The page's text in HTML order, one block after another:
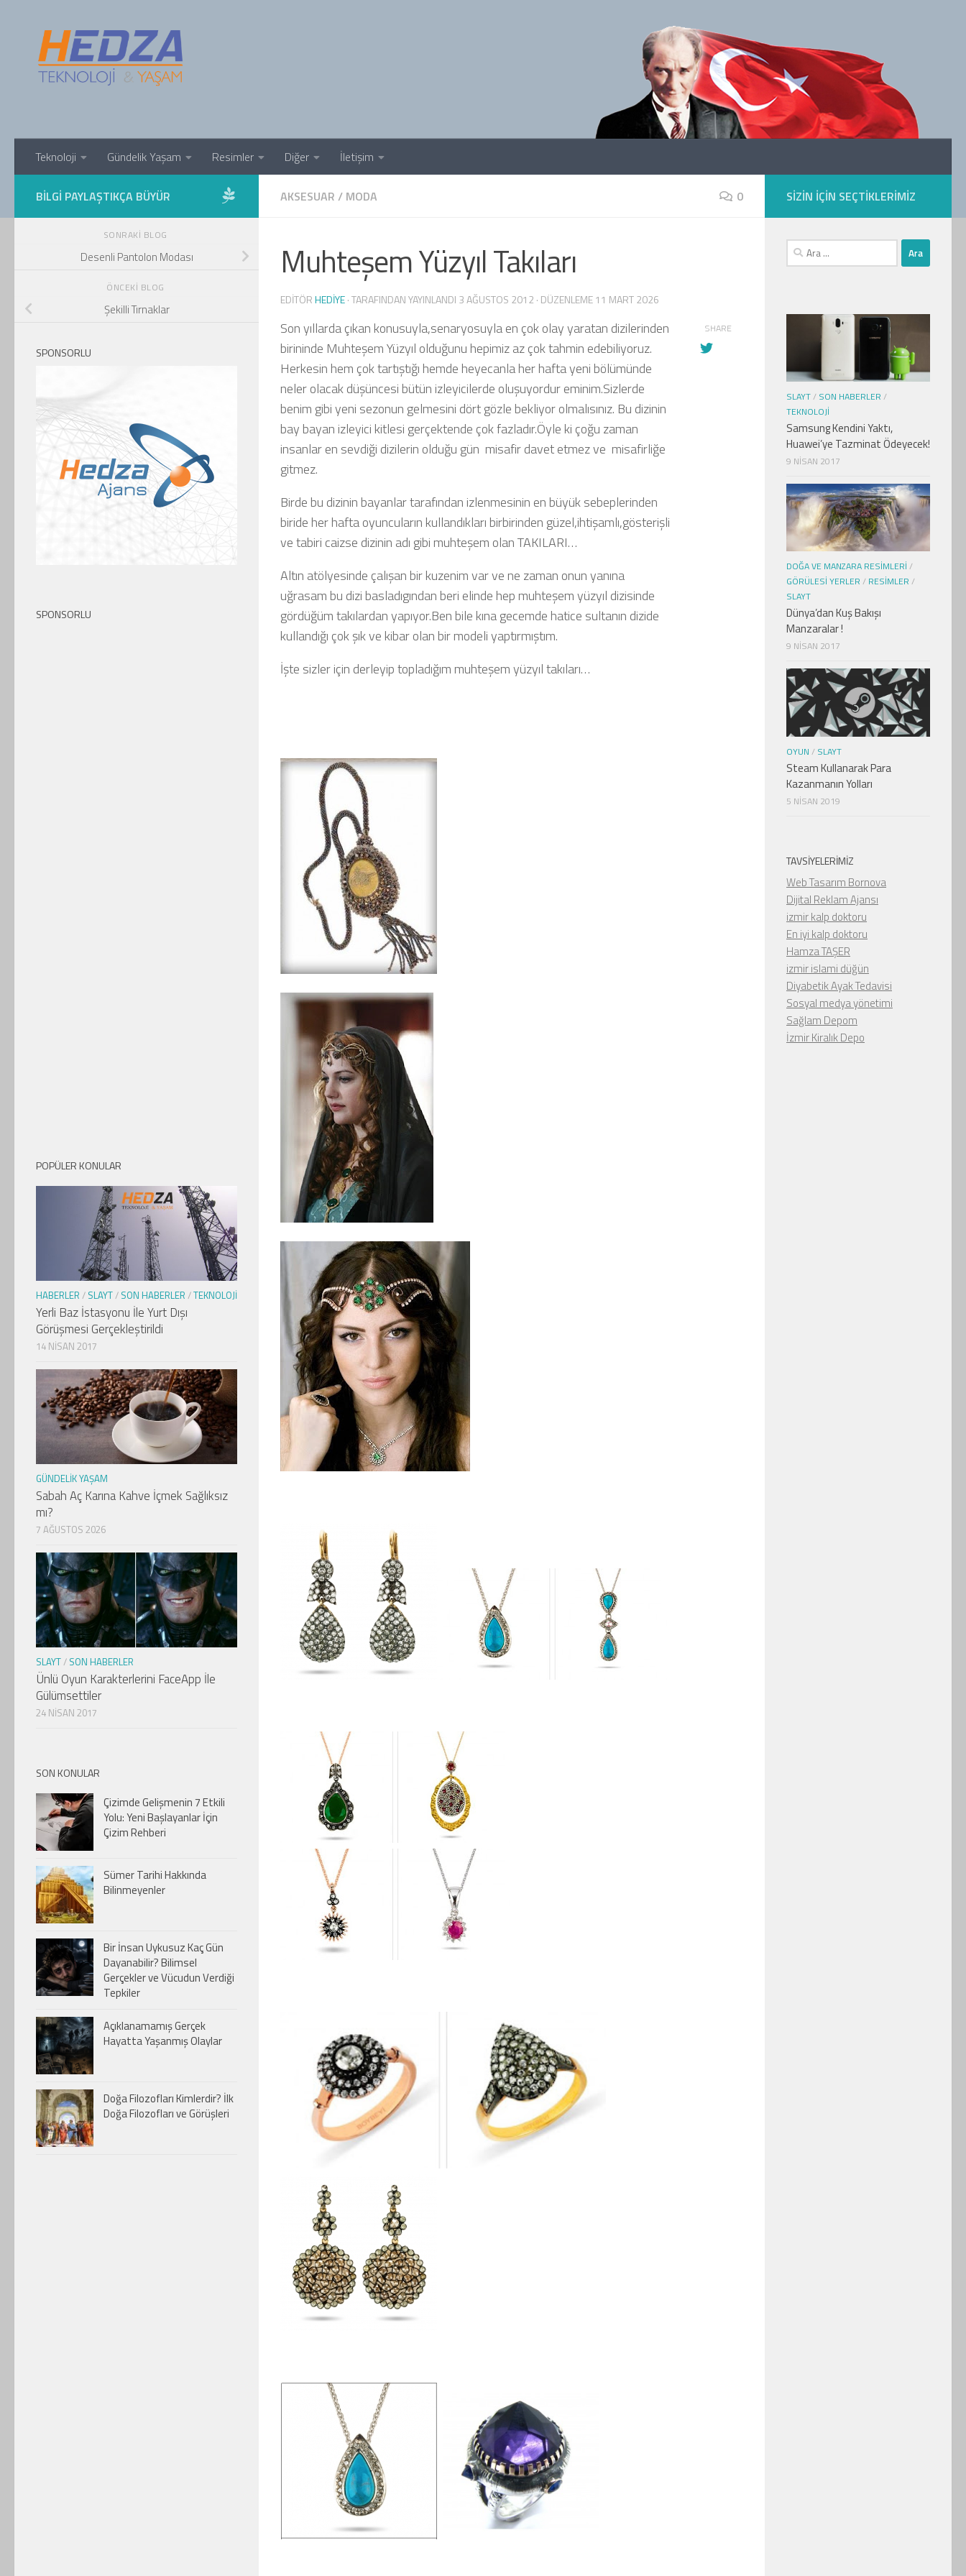
Teknoloji Gündelik Yaşam Resimler Diğer İletişim
AKSESUAR / MODA 0
Muhteşem Yüzyıl Takıları
EDITÖRHEDIYE· TARAFINDAN YAYINLANDI 3 AĞUSTOS 2012 · DÜZENLEME11 MART 2026
Son yıllarda çıkan konusuyla,senaryosuyla en çok olay yaratan dizilerinden
birininde Muhteşem Yüzyıl olduğunu hepimiz az çok tahmin edebiliyoruz.
Herkesin hem çok tartıştığı hemde heyecanla her hafta yeni bölümünde
neler olacak düşüncesi bütün izleyicilerde oluşuyordur eminim.Sizlerde
benim gibi yeni sezonun gelmesini dört gözle bekliyor olmalısınız. Bu dizinin
bay bayan izleyici kitlesi gerçektende çok fazladır.Öyle ki çoğu zaman
insanlar en sevdiği dizilerin olduğu gün misafir davet etmez ve misafirliğe
gitmez.
Birde bu dizinin bayanlar tarafından izlenmesinin en büyük sebeplerinden
biride her hafta oyuncuların kullandıkları birbirinden güzel,ihtişamlı,gösterişli
ve tabiri caizse dizinin adı gibi muhteşem olan TAKILARI…
Altın atölyesinde çalışan bir kuzenim var ve ne zaman onun yanına
uğrasam bu dizi basladıgından beri elinde hep muhteşem yüzyıl dizisinde
gördüğüm takılardan yapıyor.Ben bile kına gecemde hatice sultanın dizide
kullandığı çok şık ve kibar olan bir modeli yaptırmıştım.
İşte sizler için derleyip topladığım muhteşem yüzyıl takıları…
SHARE
BILGI PAYLAŞTIKÇA BÜYÜR
SONRAKI BLOG
Desenli Pantolon Modası
ÖNCEKI BLOG
Şekilli Tırnaklar
SPONSORLU
SPONSORLU
POPÜLER KONULAR
HABERLER / SLAYT/ SON HABERLER /TEKNOLOJI
Yerli Baz İstasyonu İle Yurt Dışı
Görüşmesi Gerçekleştirildi
14 NISAN 2017
GÜNDELIK YAŞAM
Sabah Aç Karına Kahve İçmek Sağlıksız
mı?
7 AĞUSTOS 2026
SLAYT/ SON HABERLER
Ünlü Oyun Karakterlerini FaceApp İle
Gülümsettiler
24 NISAN 2017
SON KONULAR
Çizimde Gelişmenin 7 Etkili
Yolu: Yeni Başlayanlar İçin
Çizim Rehberi
Sümer Tarihi Hakkında
Bilinmeyenler
Bir İnsan Uykusuz Kaç Gün
Dayanabilir? Bilimsel
Gerçekler ve Vücudun Verdiği
Tepkiler
Açıklanamamış Gerçek
Hayatta Yaşanmış Olaylar
Doğa Filozofları Kimlerdir? İlk
Doğa Filozofları ve Görüşleri
SIZIN IÇIN SEÇTIKLERIMIZ
Arama:
SLAYT/ SON HABERLER /
TEKNOLOJI
Samsung Kendini Yaktı,
Huawei’ye Tazminat Ödeyecek!
9 NISAN 2017
DOĞA VE MANZARA RESIMLERI /
GÖRÜLESI YERLER / RESIMLER /
SLAYT
Dünya’dan Kuş Bakışı
Manzaralar !
9 NISAN 2017
OYUN / SLAYT
Steam Kullanarak Para
Kazanmanın Yolları
5 NISAN 2019
TAVSIYELERIMIZ
Web Tasarım Bornova
Dijital Reklam Ajansı
izmir kalp doktoru
En iyi kalp doktoru
Hamza TAŞER
izmir islami düğün
Diyabetik Ayak Tedavisi
Sosyal medya yönetimi
Sağlam Depom
İzmir Kiralık Depo